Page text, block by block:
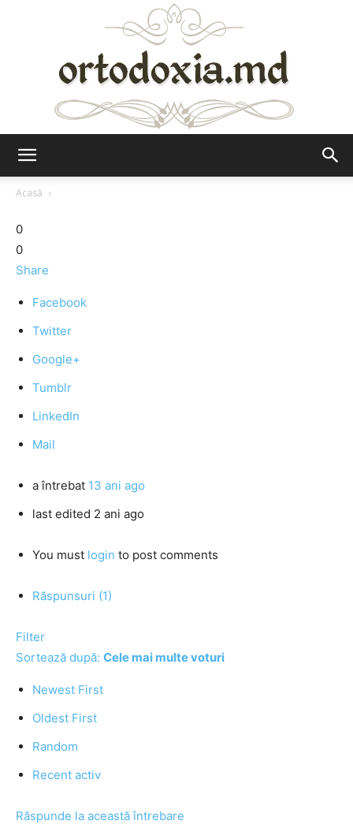
Acasă
0
0
Share
Facebook
Twitter
Google+
Tumblr
LinkedIn
Mail
a întrebat 13 ani ago
last edited 2 ani ago
You must login to post comments
Răspunsuri (1)
Filter
Sortează după: Cele mai multe voturi
Newest First
Oldest First
Random
Recent activ
Răspunde la această întrebare